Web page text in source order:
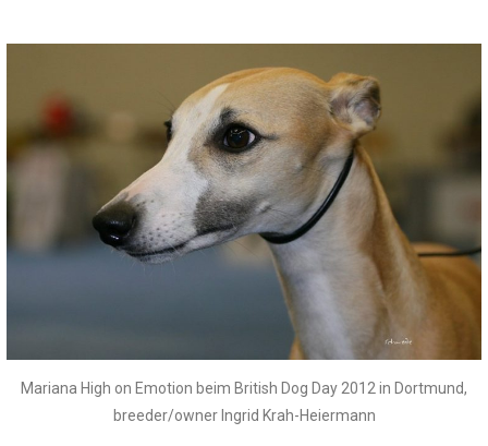
Mariana High on Emotion beim British Dog Day 2012 in Dortmund,
breeder/owner Ingrid Krah-Heiermann